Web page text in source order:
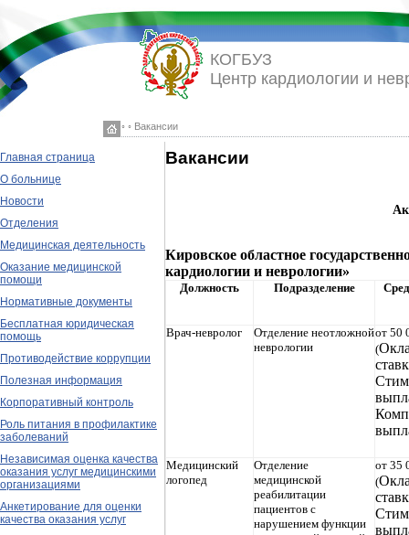
◦ ◦ Вакансии
КОГБУЗ
Центр кардиологии и
Главная страница
О больнице
Новости
Отделения
Медицинская деятельность
Оказание медицинской
помощи
Нормативные документы
Бесплатная юридическая
помощь
Противодействие коррупции
Полезная информация
Корпоративный контроль
Роль питания в профилактике
заболеваний
Независимая оценка качества
оказания услуг медицинскими
организациями
Анкетирование для оценки
качества оказания услуг
Вакансии
Кировское областное
кардиологии и неврологии»
Должность Подразделение
Врач-невролог
Отделение неотложной
неврологии
от 50
(
Медицинский
логопед
Отделение
медицинской
реабилитации
пациентов с
нарушением функции
от 35
(